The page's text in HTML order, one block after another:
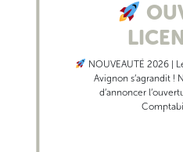
NOUVEAUTÉ 2026 |
Avignon s’agrandit !
d’annoncer